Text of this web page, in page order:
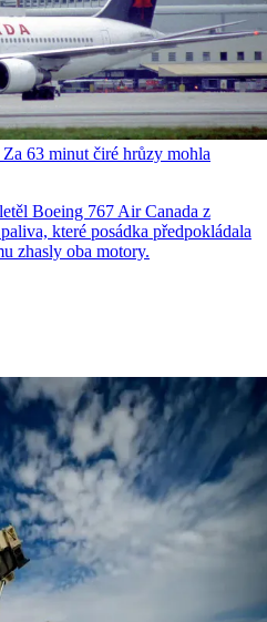
63 minut čiré hrůzy mohla
Boeing 767 Air Canada z
které posádka předpokládala
zhasly oba motory.